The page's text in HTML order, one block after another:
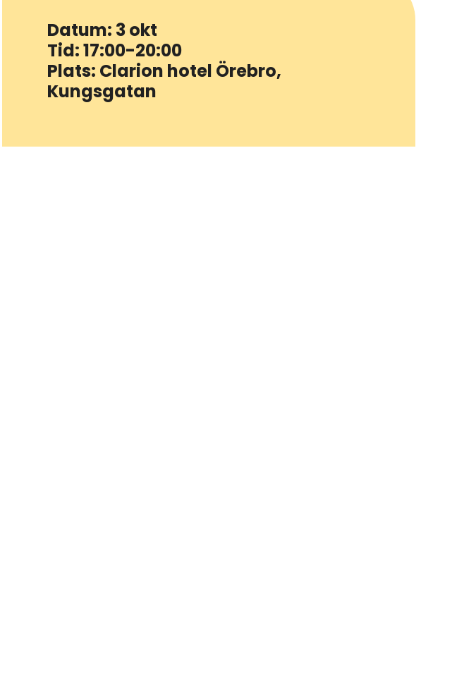
Datum: 3 okt
Tid: 17:00-20:00
Plats: Clarion hotel Örebro,
Kungsgatan